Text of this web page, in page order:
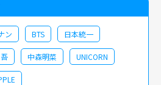
ン BTS 日本統一
中森明菜 UNICORN